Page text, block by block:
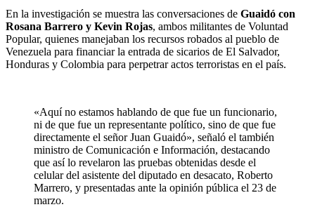
En la investigación se muestra las conversaciones de Guaidó con
Rosana Barrero y Kevin Rojas, ambos militantes de Voluntad
Popular, quienes manejaban los recursos robados al pueblo de
Venezuela para financiar la entrada de sicarios de El Salvador,
Honduras y Colombia para perpetrar actos terroristas en el país.
«Aquí no estamos hablando de que fue un funcionario,
ni de que fue un representante político, sino de que fue
directamente el señor Juan Guaidó», señaló el también
ministro de Comunicación e Información, destacando
que así lo revelaron las pruebas obtenidas desde el
celular del asistente del diputado en desacato, Roberto
Marrero, y presentadas ante la opinión pública el 23 de
marzo.